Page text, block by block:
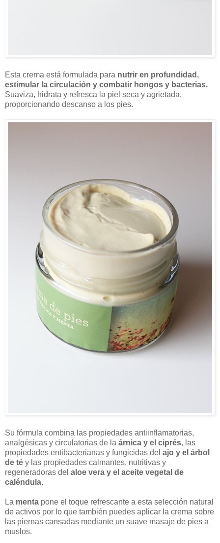
Esta crema está formulada para nutrir en profundidad,
estimular la circulación y combatir hongos y bacterias.
Suaviza, hidrata y refresca la piel seca y agrietada,
proporcionando descanso a los pies.
Su fórmula combina las propiedades antiinflamatorias,
analgésicas y circulatorias de la árnica y el ciprés, las
propiedades entibacterianas y fungicidas del ajo y el árbol
de té y las propiedades calmantes, nutritivas y
regeneradoras del aloe vera y el aceite vegetal de
caléndula.
La menta pone el toque refrescante a esta selección natural
de activos por lo que también puedes aplicar la crema sobre
las piernas cansadas mediante un suave masaje de pies a
muslos.